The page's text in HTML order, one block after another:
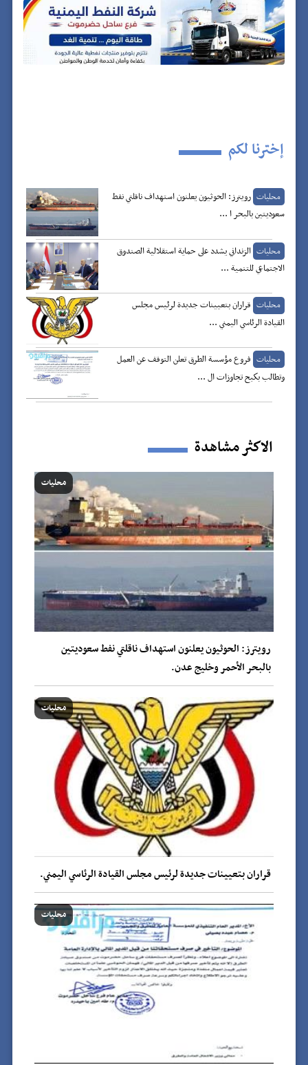
إخترنا لكم
محليات رويترز: الحوثيون يعلنون استهداف ناقلتي نفط
سعوديتين بالبحر ا ...
محليات الزنداني يشدد على حماية استقلالية الصندوق
الاجتماعي للتنمية ...
محليات قراران بتعيينات جديدة لرئيس مجلس
القيادة الرئاسي اليمني ...
محليات فروع مؤسسة الطرق تعلن التوقف عن العمل
وتطالب بكبح تجاوزات ال ...
الاكثر مشاهدة
محليات
رويترز: الحوثيون يعلنون استهداف ناقلتي نفط سعوديتين
بالبحر الأحمر وخليج عدن.
محليات
قراران بتعيينات جديدة لرئيس مجلس القيادة الرئاسي اليمني.
محليات